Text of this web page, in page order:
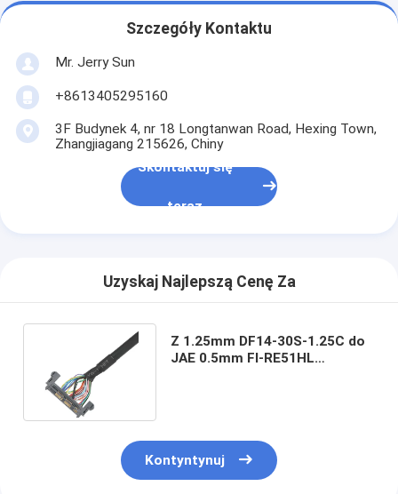
Szczegóły Kontaktu
Mr. Jerry Sun
+8613405295160
3F Budynek 4, nr 18 Longtanwan Road, Hexing Town,
Zhangjiagang 215626, Chiny
Skontaktuj się
teraz
Uzyskaj Najlepszą Cenę Za
Z 1.25mm DF14-30S-1.25C do
JAE 0.5mm FI-RE51HL
Kontyntynuj